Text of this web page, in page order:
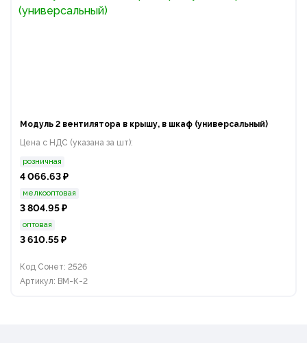
Модуль 2 вентилятора в крышу, в шкаф (универсальный)
Цена с НДС (указана за шт):
розничная
4 066.63 ₽
мелкооптовая
3 804.95 ₽
оптовая
3 610.55 ₽
Код Сонет: 2526
Артикул: ВМ-К-2